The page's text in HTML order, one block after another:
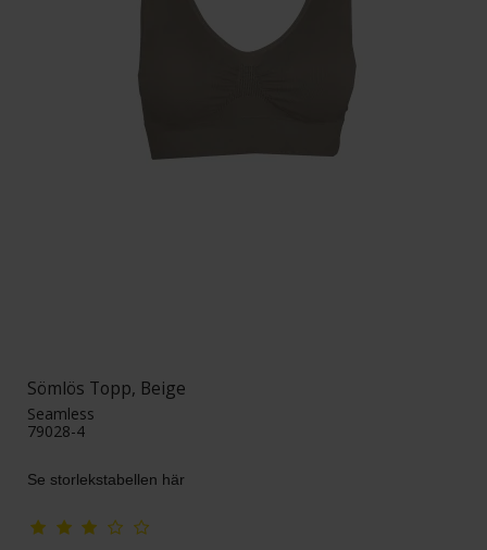
Sömlös Topp, Beige
Seamless
79028-4
Se storlekstabellen här